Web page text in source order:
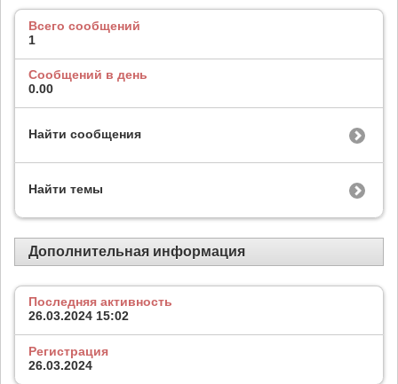
Всего сообщений
1
Сообщений в день
0.00
Найти сообщения
Найти темы
Дополнительная информация
Последняя активность
26.03.2024 15:02
Регистрация
26.03.2024